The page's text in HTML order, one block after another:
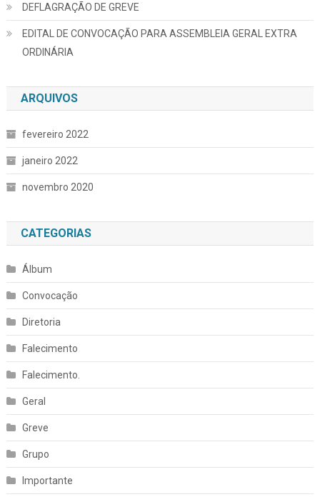
DEFLAGRAÇÃO DE GREVE
EDITAL DE CONVOCAÇÃO PARA ASSEMBLEIA GERAL EXTRA
ORDINÁRIA
ARQUIVOS
fevereiro 2022
janeiro 2022
novembro 2020
CATEGORIAS
Álbum
Convocação
Diretoria
Falecimento
Falecimento.
Geral
Greve
Grupo
Importante